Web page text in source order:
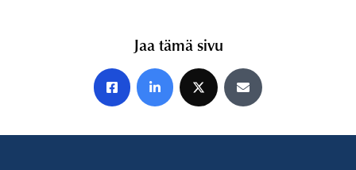
Jaa tämä sivu
Jaa Facebookissa
Jaa LinkedInissä
Jaa X:ssäJaa sähköpostitse